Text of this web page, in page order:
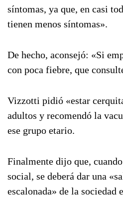
síntomas, ya que, en casi
tienen menos síntomas».
De hecho, aconsejó: «Si
con poca fiebre, que
Vizzotti pidió «estar
adultos y recomendó la
ese grupo etario.
Finalmente dijo que,
social, se deberá dar una
escalonada» de la sociedad